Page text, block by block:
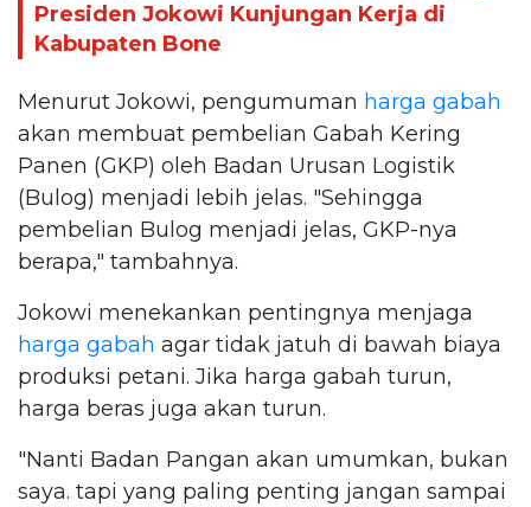
Presiden Jokowi Kunjungan Kerja di
Kabupaten Bone
Menurut Jokowi, pengumuman harga gabah
akan membuat pembelian Gabah Kering
Panen (GKP) oleh Badan Urusan Logistik
(Bulog) menjadi lebih jelas. "Sehingga
pembelian Bulog menjadi jelas, GKP-nya
berapa," tambahnya.
Jokowi menekankan pentingnya menjaga
harga gabah agar tidak jatuh di bawah biaya
produksi petani. Jika harga gabah turun,
harga beras juga akan turun.
"Nanti Badan Pangan akan umumkan, bukan
saya. tapi yang paling penting jangan sampai